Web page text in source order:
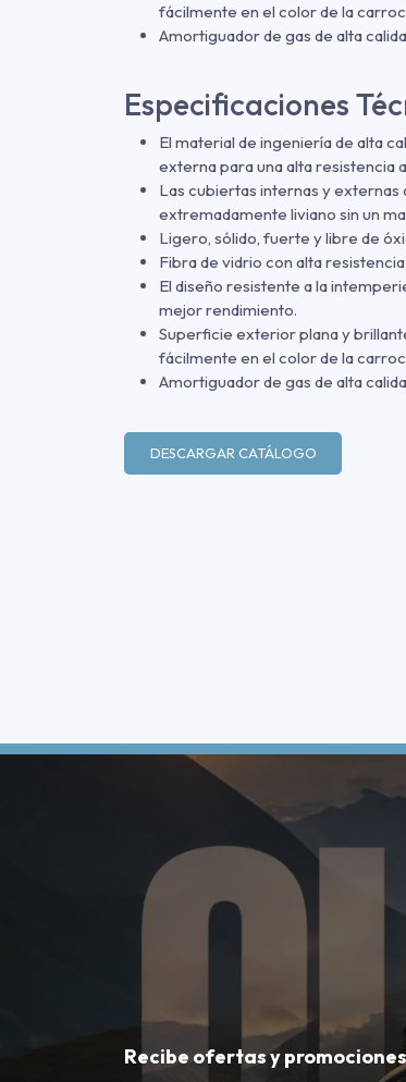
fácilmente en el color de la
Amortiguador de gas de alta
Especificaciones
El material de ingeniería de alta
externa para una alta resistencia
Las cubiertas internas y externas
extremadamente liviano sin un
Ligero, sólido, fuerte y libre de
Fibra de vidrio con alta
El diseño resistente a la
mejor rendimiento.
Superficie exterior plana y
fácilmente en el color de la
Amortiguador de gas de alta
DESCARGAR CATÁLOGO
Recibe ofertas y promociones